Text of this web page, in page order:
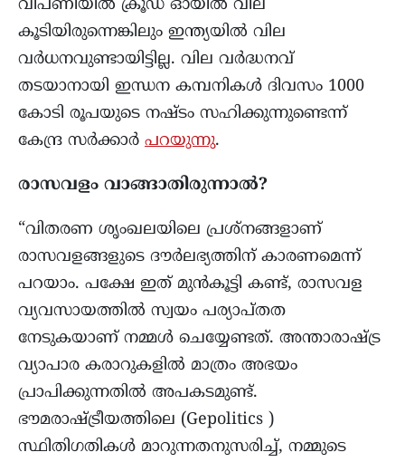
വിപണിയിൽ ക്രൂഡ് ഓയിൽ വില
കൂടിയിരുന്നെങ്കിലും ഇന്ത്യയിൽ വില
വർധനവുണ്ടായിട്ടില്ല. വില വർദ്ധനവ്
തടയാനായി ഇന്ധന കമ്പനികൾ ദിവസം 1000
കോടി രൂപയുടെ നഷ്ടം സഹിക്കുന്നുണ്ടെന്ന്
കേന്ദ്ര സർക്കാർ പറയുന്നു.
രാസവളം വാങ്ങാതിരുന്നാൽ?
“വിതരണ ശൃംഖലയിലെ പ്രശ്നങ്ങളാണ്
രാസവളങ്ങളുടെ ദൗർലഭ്യത്തിന് കാരണമെന്ന്
പറയാം. പക്ഷേ ഇത് മുൻകൂട്ടി കണ്ട്, രാസവള
വ്യവസായത്തിൽ സ്വയം പര്യാപ്തത
നേടുകയാണ് നമ്മൾ ചെയ്യേണ്ടത്. അന്താരാഷ്ട്ര
വ്യാപാര കരാറുകളിൽ മാത്രം അഭയം
പ്രാപിക്കുന്നതിൽ അപകടമുണ്ട്.
ഭൗമരാഷ്ട്രീയത്തിലെ (Gepolitics )
സ്ഥിതിഗതികൾ മാറുന്നതനുസരിച്ച്, നമ്മുടെ